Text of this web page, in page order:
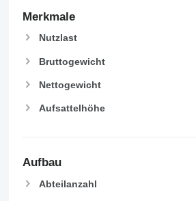
Merkmale
Nutzlast
Bruttogewicht
Nettogewicht
Aufsattelhöhe
Aufbau
Abteilanzahl